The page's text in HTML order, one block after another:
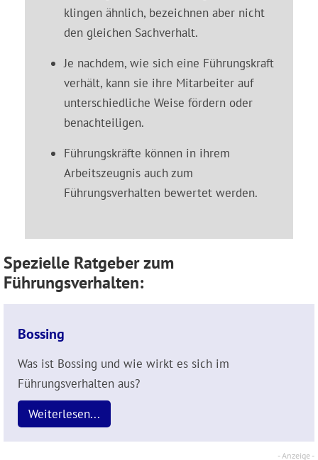
klingen ähnlich, bezeichnen aber nicht
den gleichen Sachverhalt.
Je nachdem, wie sich eine Führungskraft
verhält, kann sie ihre Mitarbeiter auf
unterschiedliche Weise fördern oder
benachteiligen.
Führungskräfte können in ihrem
Arbeitszeugnis auch zum
Führungsverhalten bewertet werden.
Spezielle Ratgeber zum
Führungsverhalten:
Bossing
Was ist Bossing und wie wirkt es sich im
Führungsverhalten aus?
Weiterlesen...